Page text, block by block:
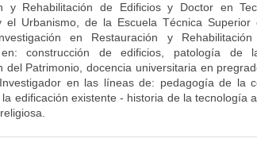
y Rehabilitación de Edificios y Doctor en
el Urbanismo, de la Escuela Técnica Superior
en Restauración y
en: construcción de edificios, patología de
del Patrimonio, docencia universitaria en
en las líneas de: pedagogía de la
edificación existente - historia de la tecnología